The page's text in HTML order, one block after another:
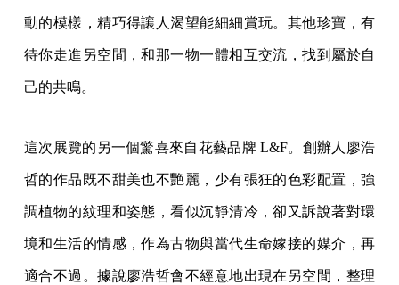
動的模樣，精巧得讓人渴望能細細賞玩。其他珍寶，有
待你走進另空間，和那一物一體相互交流，找到屬於自
己的共鳴。
這次展覽的另一個驚喜來自花藝品牌 L&F。創辦人廖浩
哲的作品既不甜美也不艷麗，少有張狂的色彩配置，強
調植物的紋理和姿態，看似沉靜清冷，卻又訴說著對環
境和生活的情感，作為古物與當代生命嫁接的媒介，再
適合不過。據說廖浩哲會不經意地出現在另空間，整理